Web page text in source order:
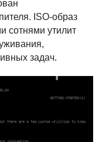
ISO-образ
сотнями утилит
задач.